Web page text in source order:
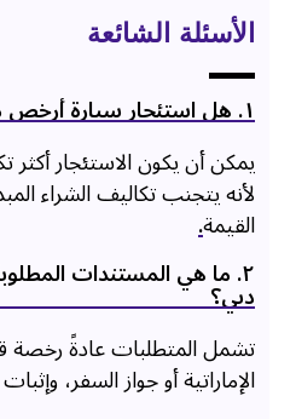
الأسئلة الشائعة
۱. هل استئجار سيارة أرخص من شرائها في دبي؟
يمكن أن يكون الاستئجار أكثر
لأنه يتجنب تكاليف الشراء
القيمة.
۲. ما هي المستندات
دبي؟
تشمل المتطلبات عادةً رخصة
الإماراتية أو جواز السفر،